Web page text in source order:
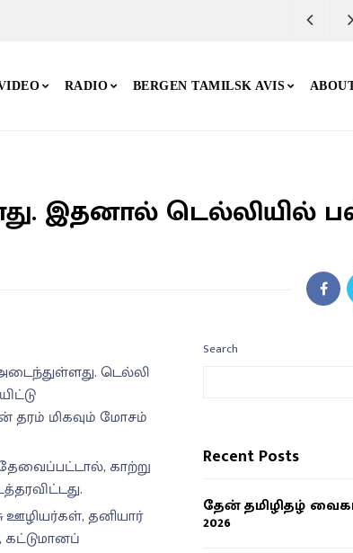
RADIO BERGEN TAMILSK AVIS
இதனால் டெல்லியில்
டெல்லி
தரம் மிகவும் மோசம்
காற்று
ஊழியர்கள், தனியார்
கட்டுமானப்
Search
Recent Posts
தேன் தமிழிதழ்
2026